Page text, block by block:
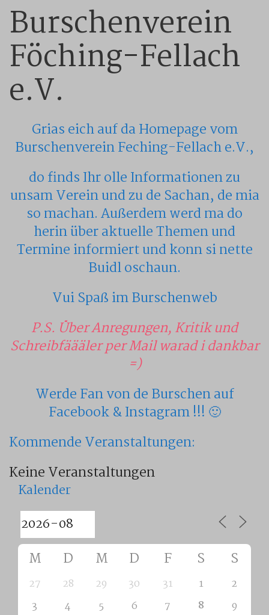
Burschenverein
Föching-Fellach
e.V.
Grias eich auf da Homepage vom
Burschenverein Feching-Fellach e.V.,
do finds Ihr olle Informationen zu
unsam Verein und zu de Sachan, de mia
so machan. Außerdem werd ma do
herin über aktuelle Themen und
Termine informiert und konn si nette
Buidl oschaun.
Vui Spaß im Burschenweb
P.S. Über Anregungen, Kritik und
Schreibfäääler per Mail warad i dankbar
=)
Werde Fan von de Burschen auf
Facebook & Instagram !!! 🙂
Kommende Veranstaltungen:
Keine Veranstaltungen
Kalender
M D M D F S S
27 28 29 30 31 1
2
3
4 5 6 7 8
9